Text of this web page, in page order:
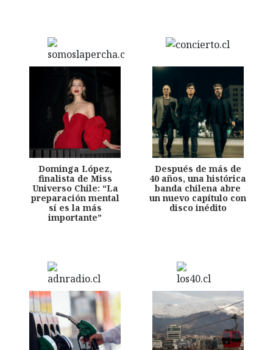
Dominga López,
finalista de Miss
Universo Chile: “La
preparación mental
sí es la más
importante”
Después de más de
40 años, una histórica
banda chilena abre
un nuevo capítulo con
disco inédito